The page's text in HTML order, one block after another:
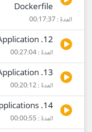
Dockerfile
المدة : 00:17:37
12. Dockerize ASP.NET Core Application
المدة : 00:27:04
13. Dockerize Angular Application
المدة : 00:20:12
14. Dockerize Applications تنويه بخصوص
المدة : 00:00:55